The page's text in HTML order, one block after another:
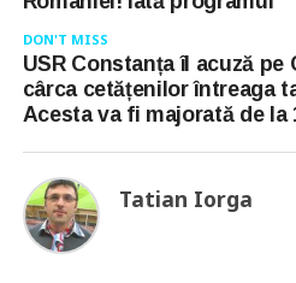
DON'T MISS
USR Constanța îl acuză pe
cârca cetățenilor întreaga
Acesta va fi majorată de la
Tatian Iorga